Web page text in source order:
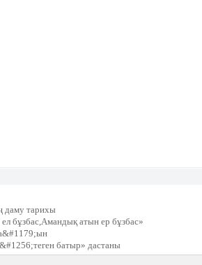
даму тарихы
бұзбас,Амандық атын ер бұзбас»
батыр» дастаны